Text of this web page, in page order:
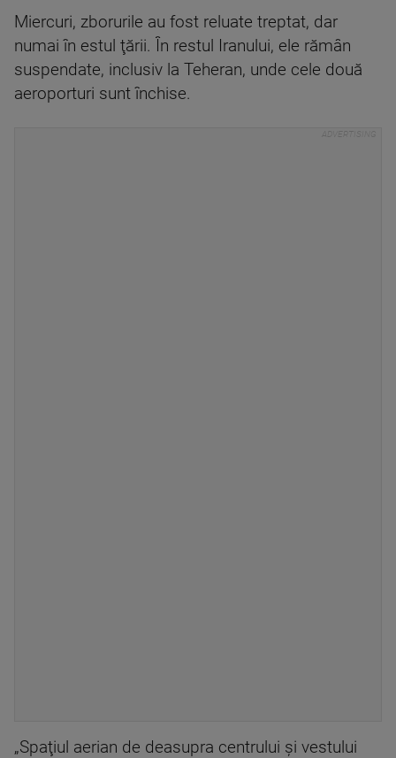
Miercuri, zborurile au fost reluate treptat, dar
numai în estul ţării. În restul Iranului, ele rămân
suspendate, inclusiv la Teheran, unde cele două
aeroporturi sunt închise.
„Spaţiul aerian de deasupra centrului şi vestului